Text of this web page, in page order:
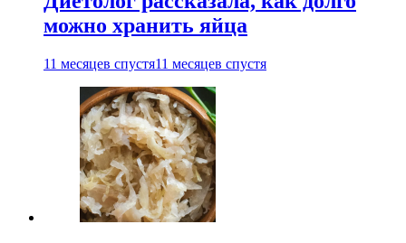
можно хранить яйца
11 месяцев спустя11 месяцев спустя